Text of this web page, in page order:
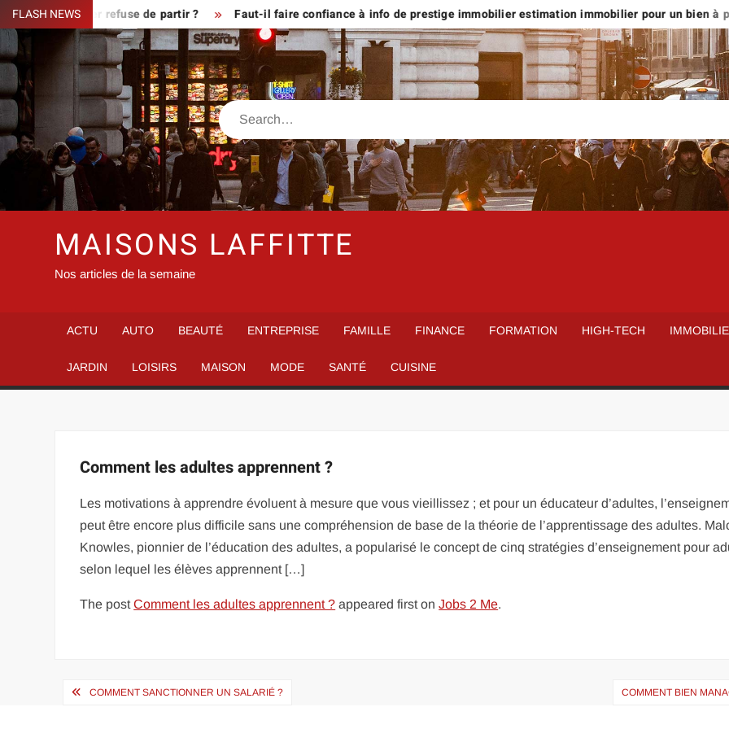
Skip
to
content
FLASH NEWS
le fermier refuse de partir ? Faut-il faire confiance à info de prestige immobilier estimation immobilier pour un bien à plus
Search
MAISONS LAFFITTE
Nos articles de la semaine
ACTU AUTO BEAUTÉ ENTREPRISE FAMILLE FINANCE FORMATION HIGH-TECH
JARDIN LOISIRS MAISON MODE SANTÉ CUISINE
Comment les adultes apprennent ?
Les motivations à apprendre évoluent à mesure que vous vieillissez ; et pour un éducateur d’adultes,
peut être encore plus difficile sans une compréhension de base de la théorie de l’apprentissage des adultes.
Knowles, pionnier de l’éducation des adultes, a popularisé le concept de cinq stratégies d’enseignement pour
selon lequel les élèves apprennent […]
The postComment les adultes apprennent ? appeared first onJobs 2 Me.
Navigation
COMMENT SANCTIONNER UN SALARIÉ ? COMMENT BIEN